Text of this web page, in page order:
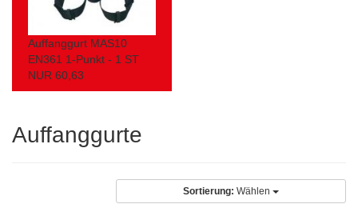
Auffanggurt MAS10
EN361 1-Punkt - 1 ST
NUR 60,63
Auffanggurte
Sortierung: Wählen